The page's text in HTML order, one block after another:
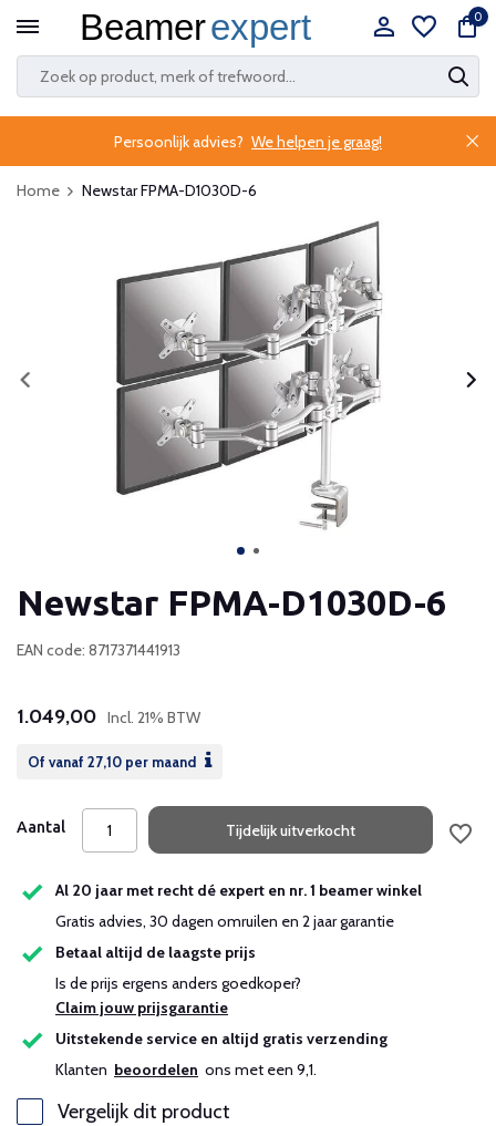
0
Persoonlijk advies? We helpen je graag!
Home Newstar FPMA-D1030D-6
Newstar FPMA-D1030D-6
EAN code: 8717371441913
1.049,00 Incl. 21% BTW
Of vanaf 27,10 per maand
Aantal Tijdelijk uitverkocht
Al 20 jaar met recht dé expert en nr. 1 beamer winkel
Gratis advies, 30 dagen omruilen en 2 jaar garantie
Betaal altijd de laagste prijs
Is de prijs ergens anders goedkoper?
Claim jouw prijsgarantie
Uitstekende service en altijd gratis verzending
Klanten beoordelen ons met een 9,1.
Vergelijk dit product